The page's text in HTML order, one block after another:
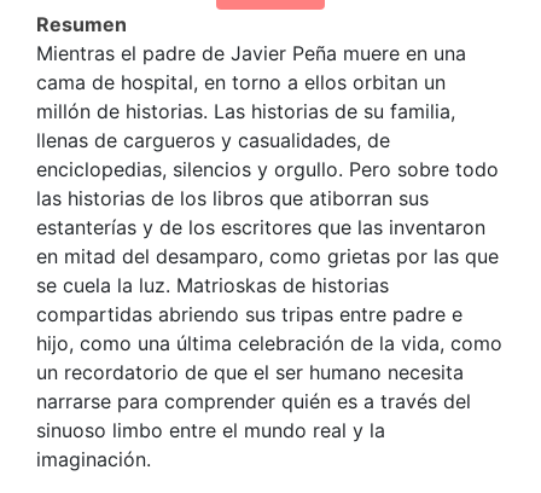
Resumen
Mientras el padre de Javier Peña muere en una
cama de hospital, en torno a ellos orbitan un
millón de historias. Las historias de su familia,
llenas de cargueros y casualidades, de
enciclopedias, silencios y orgullo. Pero sobre todo
las historias de los libros que atiborran sus
estanterías y de los escritores que las inventaron
en mitad del desamparo, como grietas por las que
se cuela la luz. Matrioskas de historias
compartidas abriendo sus tripas entre padre e
hijo, como una última celebración de la vida, como
un recordatorio de que el ser humano necesita
narrarse para comprender quién es a través del
sinuoso limbo entre el mundo real y la
imaginación.